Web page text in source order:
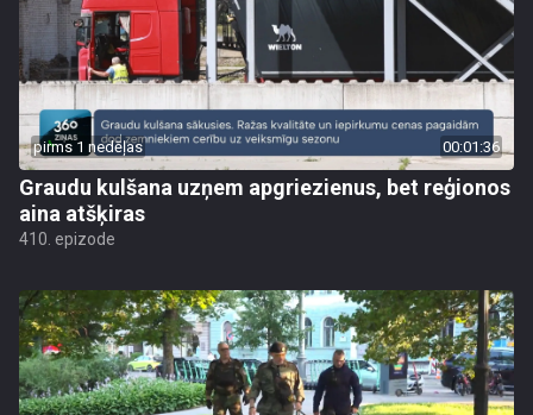
pirms 1 nedēļas 00:01:36
Graudu kulšana uzņem apgriezienus, bet reģionos
aina atšķiras
410. epizode